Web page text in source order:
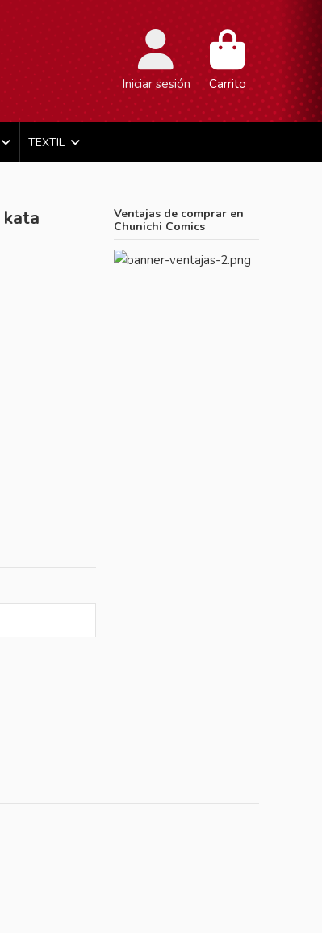
Iniciar sesión Carrito
TEXTIL
Ventajas de comprar en
Chunichi Comics